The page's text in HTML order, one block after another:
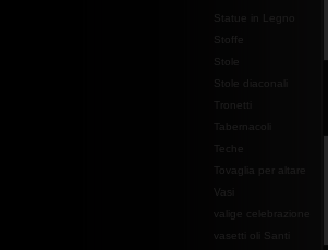
Statue in Legno
Stoffe
Stole
Stole diaconali
Tabernacoli
valige celebrazione